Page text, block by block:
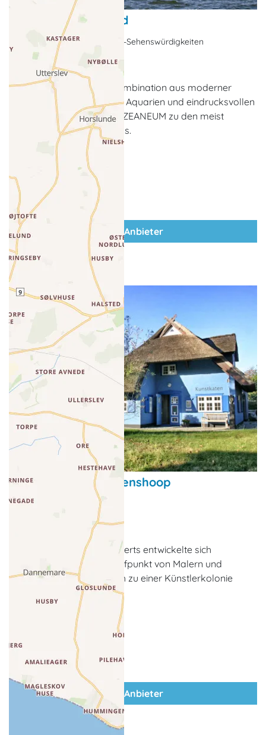
Ozeaneum Stralsund
Museum, Ausstellung, Top-Sehenswürdigkeiten
Stralsund
Mit seiner einzigartigen Kombination aus moderner
Architektur, spektakulären Aquarien und eindrucksvollen
Ausstellungen zählt das OZEANEUM zu den meist
besuchten Museen Europas.
zum Anbieter
Künstlerkolonie Ahrenshoop
Ausstellung, Galerie
Seit Ende des 19. Jahrhunderts entwickelte sich
Ahrenshoop zu einem Treffpunkt von Malern und
anderen Künstlern, die sich zu einer Künstlerkolonie
zusammenschlossen.
zum Anbieter